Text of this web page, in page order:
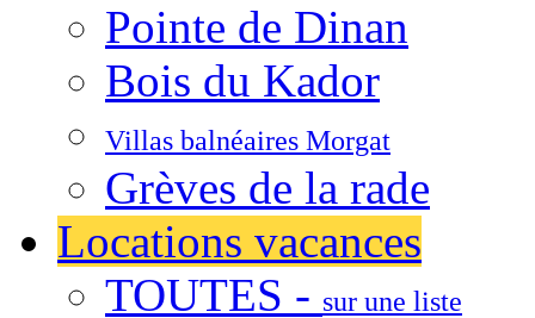
Pointe de Dinan
Bois du Kador
Villas balnéaires Morgat
Grèves de la rade
Locations vacances
TOUTES - sur une liste